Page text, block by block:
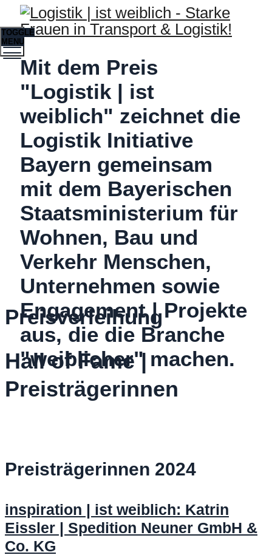
Mit dem Preis
"Logistik | ist
weiblich" zeichnet die
Logistik Initiative
Bayern gemeinsam
mit dem Bayerischen
Staatsministerium für
Wohnen, Bau und
Verkehr Menschen,
Unternehmen sowie
Engagement | Projekte
aus, die die Branche
"weiblicher" machen.
TOGGLE
MENU
Preisverleihung
Hall of Fame |
Preisträgerinnen
Preisträgerinnen 2024
inspiration | ist weiblich: Katrin
Eissler | Spedition Neuner GmbH &
Co. KG